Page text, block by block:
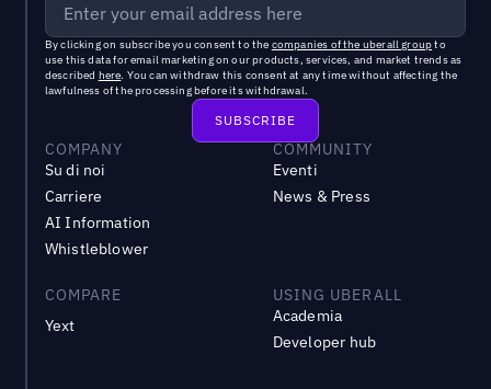
By clicking on subscribe you consent to the companies of the uberall groupto
use this data for email marketing on our products, services, and market trends as
described here. You can withdraw this consent at any time without affecting the
lawfulness of the processing before its withdrawal.
COMPANY
Su di noi
Carriere
AI Information
Whistleblower
COMMUNITY
Eventi
News & Press
COMPARE
Yext
USING UBERALL
Academia
Developer hub